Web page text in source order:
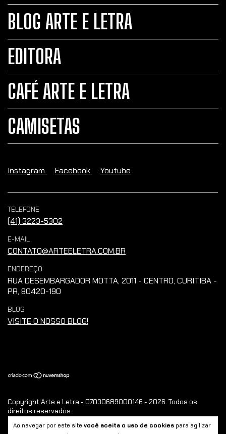
Ao navegar por este site você aceita o uso de cookies para agilizar
BLOG ARTE E LETRA
EDITORA
CAFÉ ARTE E LETRA
CAMISETAS
Instagram Facebook Youtube
TELEFONE
(41) 3223-5302
E-MAIL
CONTATO@ARTEELETRA.COM.BR
ENDEREÇO
RUA DESEMBARGADOR MOTTA, 2011 - CENTRO, CURITIBA -
PR, 80420-190
BLOG
VISITE O NOSSO BLOG!
Copyright Arte e Letra - 07030689000146 - 2026. Todos os
direitos reservados.